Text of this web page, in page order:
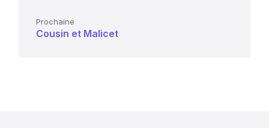
Prochaine
Cousin et Malicet